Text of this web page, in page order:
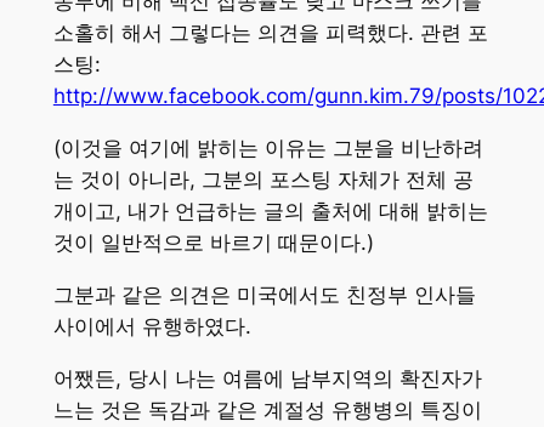
소홀히 해서 그렇다는 의견을 피력했다. 관련 포
스팅:
http://www.facebook.com/gunn.kim.79/posts/
(이것을 여기에 밝히는 이유는 그분을 비난하려
는 것이 아니라, 그분의 포스팅 자체가 전체 공
개이고, 내가 언급하는 글의 출처에 대해 밝히는
것이 일반적으로 바르기 때문이다.)
그분과 같은 의견은 미국에서도 친정부 인사들
사이에서 유행하였다.
어쨌든, 당시 나는 여름에 남부지역의 확진자가
느는 것은 독감과 같은 계절성 유행병의 특징이